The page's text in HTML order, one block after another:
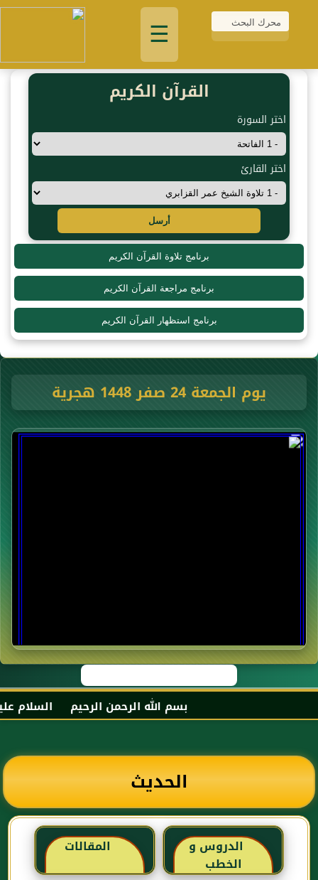
☰
القرآن الكريم
اختر السورة
اختر القارئ
أرسل
برنامج تلاوة القرآن الكريم
برنامج مراجعة القرآن الكريم
برنامج استظهار القرآن الكريم
يوم الجمعة 24 صفر 1448 هجرية
بسم الله الرحمن الرحيم السلام
الحديث
الدروس و
الخطب
المقالات